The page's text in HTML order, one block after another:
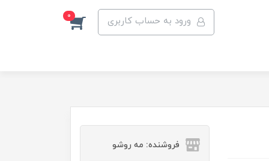
ورود به حساب کاربری 0
فروشنده: مه رو‌شو